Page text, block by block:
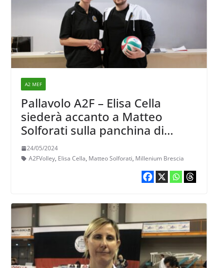
A2 MEF
Pallavolo A2F – Elisa Cella
siederà accanto a Matteo
Solforati sulla panchina di
Brescia
24/05/2024
A2FVolley, Elisa Cella, Matteo Solforati, Millenium Brescia